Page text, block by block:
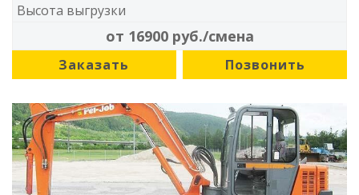
Высота выгрузки
от 16900 руб./смена
Заказать Позвонить